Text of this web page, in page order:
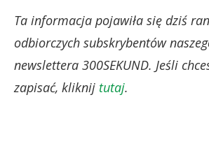
Ta informacja pojawiła się dziś
odbiorczych subskrybentów
newslettera 300SEKUND. Jeśli
zapisać, kliknij tutaj.